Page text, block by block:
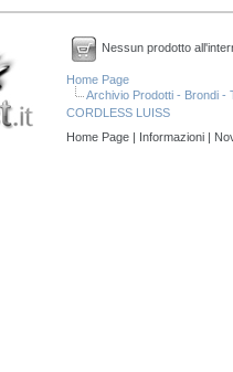
Nessun prodotto
Home Page
Archivio Prodotti - Brondi -
CORDLESS LUISS
Home Page | Informazioni |